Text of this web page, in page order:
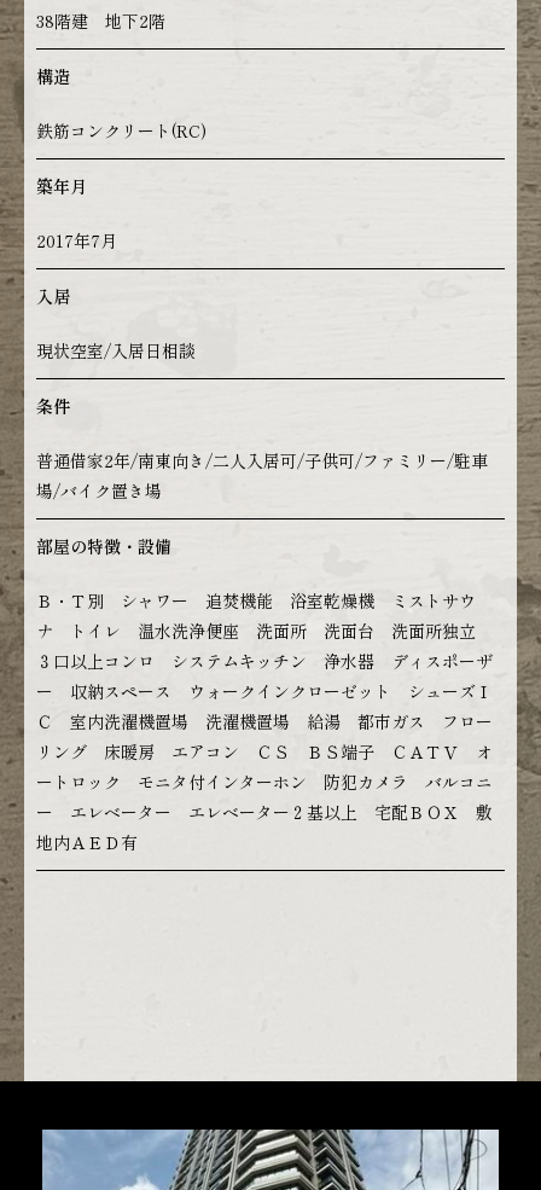
38階建 地下2階
構造
鉄筋コンクリート(RC)
築年月
2017年7月
入居
現状空室/入居日相談
条件
普通借家2年/南東向き/二人入居可/子供可/ファミリー/駐車
場/バイク置き場
部屋の特徴・設備
Ｂ・Ｔ別 シャワー 追焚機能 浴室乾燥機 ミストサウ
ナ トイレ 温水洗浄便座 洗面所 洗面台 洗面所独立
３口以上コンロ システムキッチン 浄水器 ディスポーザ
ー 収納スペース ウォークインクローゼット シューズＩ
Ｃ 室内洗濯機置場 洗濯機置場 給湯 都市ガス フロー
リング 床暖房 エアコン ＣＳ ＢＳ端子 ＣＡＴＶ オ
ートロック モニタ付インターホン 防犯カメラ バルコニ
ー エレベーター エレベーター２基以上 宅配ＢＯＸ 敷
地内ＡＥＤ有